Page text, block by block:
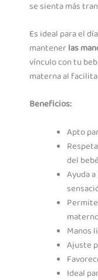
se sienta más
Es ideal para el
mantenerlas
vínculo con tu
materna al
Beneficios:
Apto
del
Ayuda
Manos
Ajuste
Ideal